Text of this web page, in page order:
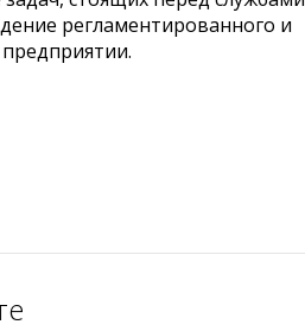
регламентированного и